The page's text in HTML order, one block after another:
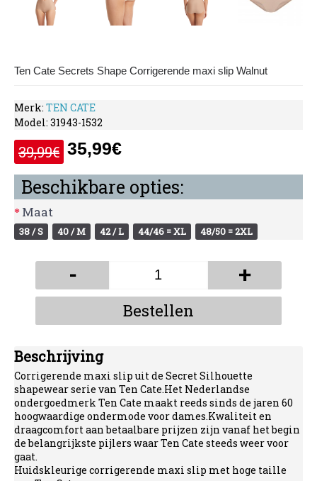
Ten Cate Secrets Shape Corrigerende maxi slip Walnut
Merk: TEN CATE
Model: 31943-1532
39,99€ 35,99€
Beschikbare opties:
Maat
38 / S 40 / M 42 / L 44/46 = XL 48/50 = 2XL
- +
Bestellen
Beschrijving
Corrigerende maxi slip uit de Secret Silhouette
shapewear serie van Ten Cate.Het Nederlandse
ondergoedmerk Ten Cate maakt reeds sinds de jaren 60
hoogwaardige ondermode voor dames.Kwaliteit en
draagcomfort aan betaalbare prijzen zijn vanaf het begin
de belangrijkste pijlers waar Ten Cate steeds weer voor
gaat.
Huidskleurige corrigerende maxi slip met hoge taille